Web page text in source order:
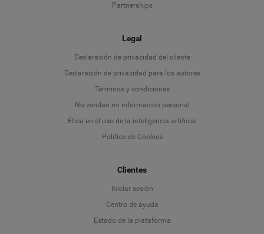
Partnerships
Legal
Declaración de privacidad del cliente
Declaración de privacidad para los autores
Términos y condiciones
No vendan mi información personal
Ética en el uso de la inteligencia artificial
Política de Cookies
Clientes
Iniciar sesión
Centro de ayuda
Estado de la plataforma